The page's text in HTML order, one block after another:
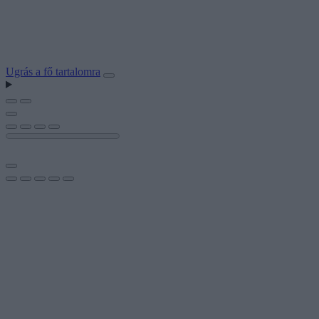
Ugrás a fő tartalomra